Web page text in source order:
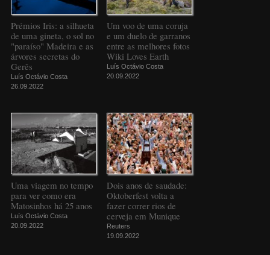
Prémios Iris: a silhueta
de uma gineta, o sol no
"paraíso" Madeira e as
árvores secretas do
Gerês
Luís Octávio Costa
26.09.2022
Um voo de uma coruja
e um duelo de garranos
entre as melhores fotos
Wiki Loves Earth
Luís Octávio Costa
20.09.2022
Uma viagem no tempo
para ver como era
Matosinhos há 25 anos
Luís Octávio Costa
20.09.2022
Dois anos de saudade:
Oktoberfest volta a
fazer correr rios de
cerveja em Munique
Reuters
19.09.2022